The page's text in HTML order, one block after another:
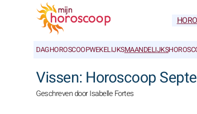
DAGHOROSCOOPWEKELIJKSMAANDELIJKS
Vissen: Horoscoop
Geschreven door Isabelle Fortes